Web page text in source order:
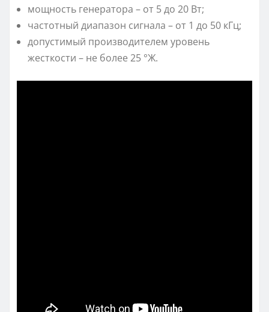
мощность генератора – от 5 до 20 Вт;
частотный диапазон сигнала – от 1 до 50 кГц;
допустимый производителем уровень
жесткости – не более 25 °Ж.